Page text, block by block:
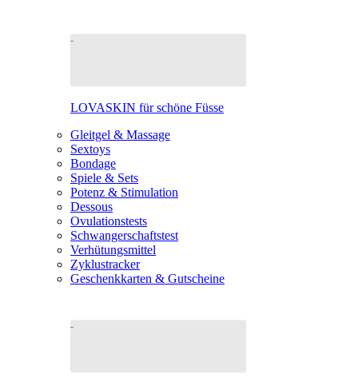
LOVASKIN für schöne Füsse
Gleitgel & Massage
Sextoys
Bondage
Spiele & Sets
Potenz & Stimulation
Dessous
Ovulationstests
Schwangerschaftstest
Verhütungsmittel
Zyklustracker
Geschenkkarten & Gutscheine